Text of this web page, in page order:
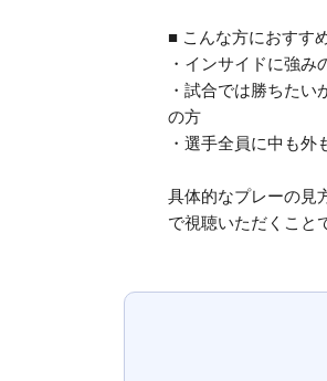
■ こんな方におすす
・インサイドに強
・試合では勝ちた
の方
・選手全員に中も
具体的なプレーの見
で視聴いただくこと